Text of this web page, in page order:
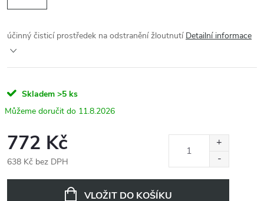
účinný čisticí prostředek na odstranění žloutnutí Detailní informace
Skladem >5 ks
11.8.2026
772 Kč
638 Kč bez DPH
VLOŽIT DO KOŠÍKU